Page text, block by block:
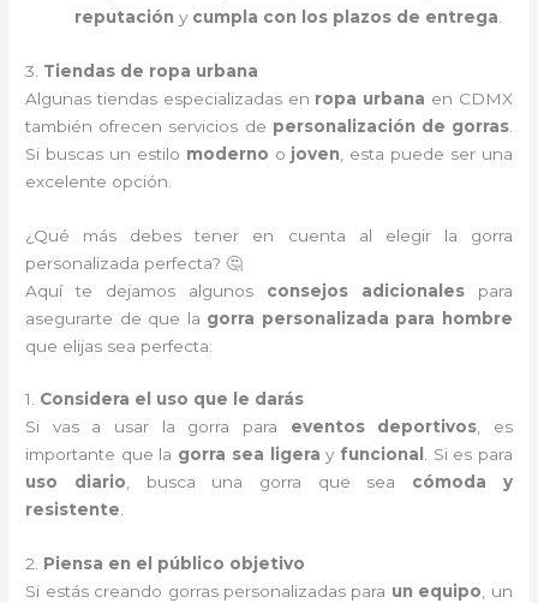
reputación y cumpla con los plazos de entrega
3. Tiendas de ropa urbana
Algunas tiendas especializadas en ropa urbana en CDMX
también ofrecen servicios de personalización de gorras.
Si buscas un estilo moderno o joven , esta puede ser una
excelente opción.
¿Qué más debes tener en cuenta al elegir la gorra
personalizada perfecta? 🤔
Aquí te dejamos algunos consejos adicionalespara
asegurarte de que la gorra personalizada para hombre
que elijas sea perfecta:
1. Considera el uso que le darás
Si vas a usar la gorra para eventos deportivos, es
importante que la gorra sea ligera y funcional . Si es para
uso diario, busca una gorra que sea cómoda y
resistente.
2. Piensa en el público objetivo
Si estás creando gorras personalizadas para un equipo, un